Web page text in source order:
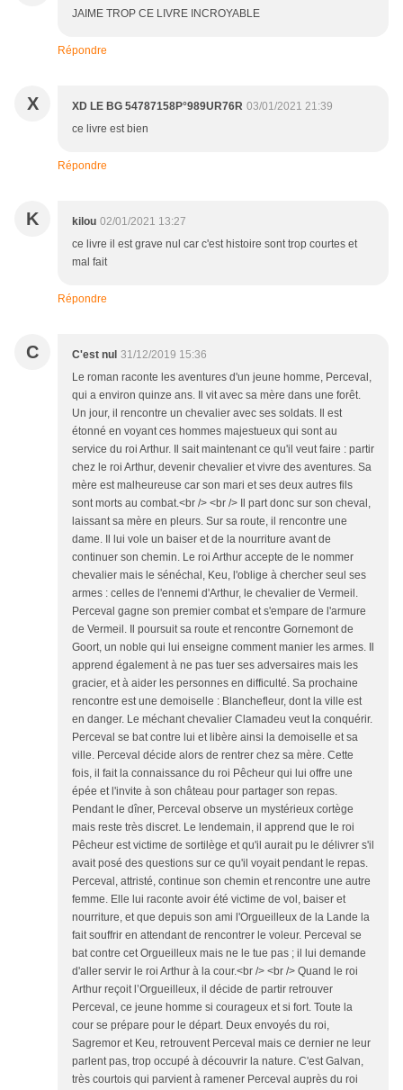
JAIME TROP CE LIVRE INCROYABLE
Répondre
X XD LE BG 54787158P°989UR76R 03/01/2021 21:39
ce livre est bien
Répondre
K kilou 02/01/2021 13:27
ce livre il est grave nul car c'est histoire sont trop courtes et
mal fait
Répondre
C C'est nul 31/12/2019 15:36
Le roman raconte les aventures d'un jeune homme, Perceval,
qui a environ quinze ans. Il vit avec sa mère dans une forêt.
Un jour, il rencontre un chevalier avec ses soldats. Il est
étonné en voyant ces hommes majestueux qui sont au
service du roi Arthur. Il sait maintenant ce qu'il veut faire : partir
chez le roi Arthur, devenir chevalier et vivre des aventures. Sa
mère est malheureuse car son mari et ses deux autres fils
sont morts au combat.<br /> <br /> Il part donc sur son cheval,
laissant sa mère en pleurs. Sur sa route, il rencontre une
dame. Il lui vole un baiser et de la nourriture avant de
continuer son chemin. Le roi Arthur accepte de le nommer
chevalier mais le sénéchal, Keu, l'oblige à chercher seul ses
armes : celles de l'ennemi d'Arthur, le chevalier de Vermeil.
Perceval gagne son premier combat et s'empare de l'armure
de Vermeil. Il poursuit sa route et rencontre Gornemont de
Goort, un noble qui lui enseigne comment manier les armes. Il
apprend également à ne pas tuer ses adversaires mais les
gracier, et à aider les personnes en difficulté. Sa prochaine
rencontre est une demoiselle : Blanchefleur, dont la ville est
en danger. Le méchant chevalier Clamadeu veut la conquérir.
Perceval se bat contre lui et libère ainsi la demoiselle et sa
ville. Perceval décide alors de rentrer chez sa mère. Cette
fois, il fait la connaissance du roi Pêcheur qui lui offre une
épée et l'invite à son château pour partager son repas.
Pendant le dîner, Perceval observe un mystérieux cortège
mais reste très discret. Le lendemain, il apprend que le roi
Pêcheur est victime de sortilège et qu'il aurait pu le délivrer s'il
avait posé des questions sur ce qu'il voyait pendant le repas.
Perceval, attristé, continue son chemin et rencontre une autre
femme. Elle lui raconte avoir été victime de vol, baiser et
nourriture, et que depuis son ami l'Orgueilleux de la Lande la
fait souffrir en attendant de rencontrer le voleur. Perceval se
bat contre cet Orgueilleux mais ne le tue pas ; il lui demande
d'aller servir le roi Arthur à la cour.<br /> <br /> Quand le roi
Arthur reçoit l’Orgueilleux, il décide de partir retrouver
Perceval, ce jeune homme si courageux et si fort. Toute la
cour se prépare pour le départ. Deux envoyés du roi,
Sagremor et Keu, retrouvent Perceval mais ce dernier ne leur
parlent pas, trop occupé à découvrir la nature. C'est Galvan,
très courtois qui parvient à ramener Perceval auprès du roi